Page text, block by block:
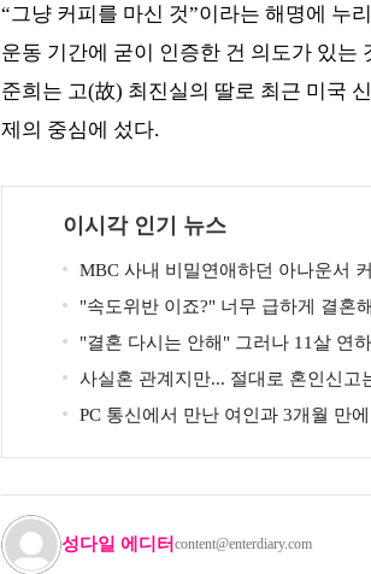
“그냥 커피를 마신 것”이라는 해명에 누
운동 기간에 굳이 인증한 건 의도가 있는
준희는 고(故) 최진실의 딸로 최근 미국
제의 중심에 섰다.
이시각 인기 뉴스
MBC 사내 비밀연애하던 아나운서
"속도위반 이죠?" 너무 급하게 결혼
두에게 의심 받았던 스타
"결혼 다시는 안해" 그러나 11살 연
혼 발표
사실혼 관계지만... 절대로 혼인신고
있지 않다는 배우
PC 통신에서 만난 여인과 3개월 만
성다일 에디터 content@enterdiary.com